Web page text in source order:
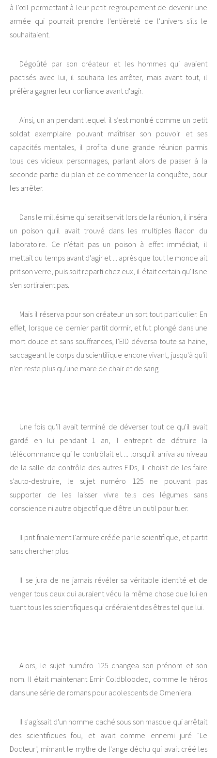
à l'œil permettant à leur petit regroupement de devenir une
armée qui pourrait prendre l'entièreté de l'univers s'ils le
souhaitaient.
Dégoûté par son créateur et les hommes qui avaient
pactisés avec lui, il souhaita les arrêter, mais avant tout, il
préfèra gagner leur confiance avant d'agir.
Ainsi, un an pendant lequel il s’est montré comme un petit
soldat exemplaire pouvant maîtriser son pouvoir et ses
capacités mentales, il profita d'une grande réunion parmis
tous ces vicieux personnages, parlant alors de passer à la
seconde partie du plan et de commencer la conquête, pour
les arrêter.
Dans le millésime qui serait servit lors de la réunion, il inséra
un poison qu'il avait trouvé dans les multiples flacon du
laboratoire. Ce n'était pas un poison à effet immédiat, il
mettait du temps avant d'agir et ... après que tout le monde ait
prit son verre, puis soit reparti chez eux, il était certain qu'ils ne
s'en sortiraient pas.
Mais il réserva pour son créateur un sort tout particulier. En
effet, lorsque ce dernier partit dormir, et fut plongé dans une
mort douce et sans souffrances, l'EID déversa toute sa haine,
saccageant le corps du scientifique encore vivant, jusqu'à qu'il
n'en reste plus qu'une mare de chair et de sang.
Une fois qu'il avait terminé de déverser tout ce qu'il avait
gardé en lui pendant 1 an, il entreprit de détruire la
télécommande qui le contrôlait et ... lorsqu'il arriva au niveau
de la salle de contrôle des autres EIDs, il choisit de les faire
s’auto-destruire, le sujet numéro 125 ne pouvant pas
supporter de les laisser vivre tels des légumes sans
conscience ni autre objectif que d'être un outil pour tuer.
Il prit finalement l'armure créée par le scientifique, et partit
sans chercher plus.
Il se jura de ne jamais révéler sa véritable identité et de
venger tous ceux qui auraient vécu la même chose que lui en
tuant tous les scientifiques qui crééraient des êtres tel que lui.
Alors, le sujet numéro 125 changea son prénom et son
nom. Il était maintenant Emir Coldblooded, comme le héros
dans une série de romans pour adolescents de Omeniera.
Il s'agissait d'un homme caché sous son masque qui arrêtait
des scientifiques fou, et avait comme ennemi juré "Le
Docteur", mimant le mythe de l'ange déchu qui avait créé les